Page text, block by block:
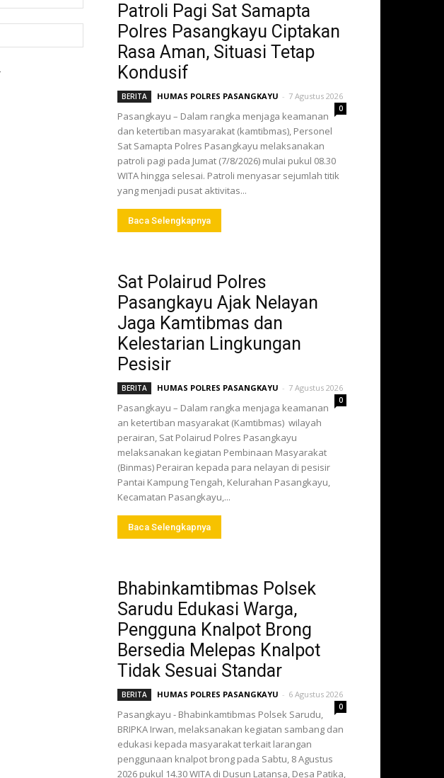
Patroli Pagi Sat Samapta
Polres Pasangkayu Ciptakan
Rasa Aman, Situasi Tetap
Kondusif
BERITA HUMAS POLRES PASANGKAYU - 7 Agustus 2026
0
Pasangkayu – Dalam rangka menjaga keamanan
dan ketertiban masyarakat (kamtibmas), Personel
Sat Samapta Polres Pasangkayu melaksanakan
patroli pagi pada Jumat (7/8/2026) mulai pukul 08.30
WITA hingga selesai. Patroli menyasar sejumlah titik
yang menjadi pusat aktivitas...
Baca Selengkapnya
Sat Polairud Polres
Pasangkayu Ajak Nelayan
Jaga Kamtibmas dan
Kelestarian Lingkungan
Pesisir
BERITA HUMAS POLRES PASANGKAYU - 7 Agustus 2026
0
Pasangkayu – Dalam rangka menjaga keamanan
an ketertiban masyarakat (Kamtibmas) wilayah
perairan, Sat Polairud Polres Pasangkayu
melaksanakan kegiatan Pembinaan Masyarakat
(Binmas) Perairan kepada para nelayan di pesisir
Pantai Kampung Tengah, Kelurahan Pasangkayu,
Kecamatan Pasangkayu,...
Baca Selengkapnya
Bhabinkamtibmas Polsek
Sarudu Edukasi Warga,
Pengguna Knalpot Brong
Bersedia Melepas Knalpot
Tidak Sesuai Standar
BERITA HUMAS POLRES PASANGKAYU - 6 Agustus 2026
0
Pasangkayu - Bhabinkamtibmas Polsek Sarudu,
BRIPKA Irwan, melaksanakan kegiatan sambang dan
edukasi kepada masyarakat terkait larangan
penggunaan knalpot brong pada Sabtu, 8 Agustus
2026 pukul 14.30 WITA di Dusun Latansa, Desa Patika,